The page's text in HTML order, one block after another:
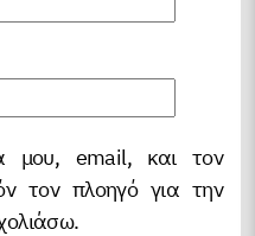
μου, email, και τον
τον πλοηγό για την